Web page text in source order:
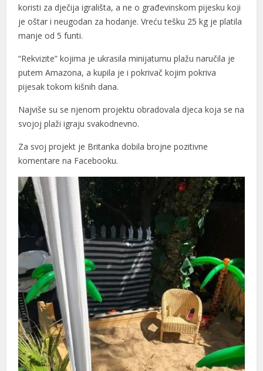
koristi za dječija igrališta, a ne o građevinskom pijesku koji
je oštar i neugodan za hodanje. Vreću tešku 25 kg je platila
manje od 5 funti.
“Rekvizite” kojima je ukrasila minijaturnu plažu naručila je
putem Amazona, a kupila je i pokrivač kojim pokriva
pijesak tokom kišnih dana.
Najviše su se njenom projektu obradovala djeca koja se na
svojoj plaži igraju svakodnevno.
Za svoj projekt je Britanka dobila brojne pozitivne
komentare na Facebooku.